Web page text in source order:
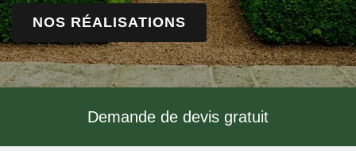
NOS RÉALISATIONS
Demande de devis gratuit